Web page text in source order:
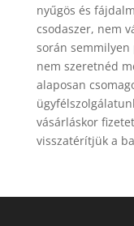
nyűgös és
csodaszer, nem
során semmilyen
nem szeretnéd
alaposan
vásárláskor
visszatérítjük a